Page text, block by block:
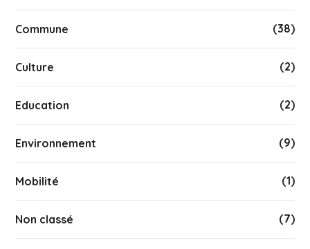
Commune (38)
Culture (2)
Education (2)
Environnement (9)
Mobilité (1)
Non classé (7)